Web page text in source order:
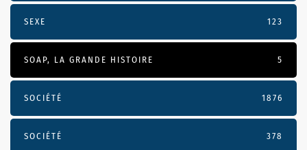
SEXE 123
SOAP, LA GRANDE HISTOIRE 5
SOCIÉTÉ 1876
SOCIÉTÉ 378